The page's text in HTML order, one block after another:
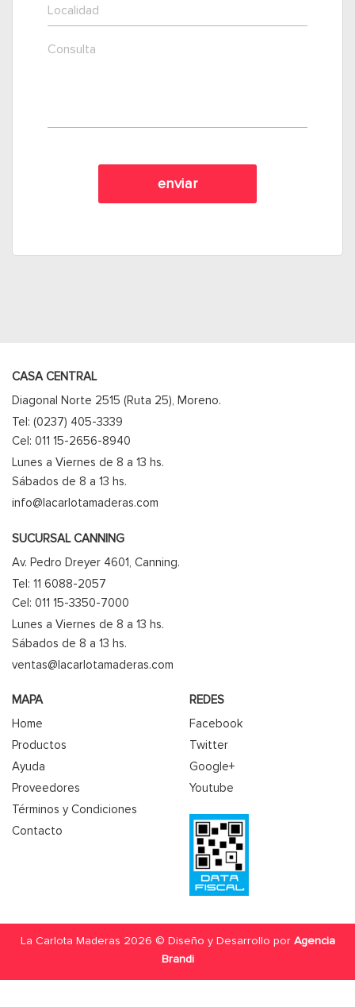
CASA CENTRAL
Diagonal Norte 2515 (Ruta 25), Moreno.
Tel: (0237) 405-3339
Cel: 011 15-2656-8940
Lunes a Viernes de 8 a 13 hs.
Sábados de 8 a 13 hs.
info@lacarlotamaderas.com
SUCURSAL CANNING
Av. Pedro Dreyer 4601, Canning.
Tel: 11 6088-2057
Cel: 011 15-3350-7000
Lunes a Viernes de 8 a 13 hs.
Sábados de 8 a 13 hs.
ventas@lacarlotamaderas.com
MAPA
Home
Productos
Ayuda
Proveedores
Términos y Condiciones
Contacto
REDES
Facebook
Twitter
Google+
Youtube
La Carlota Maderas 2026 © Diseño y Desarrollo por Agencia
Brandi